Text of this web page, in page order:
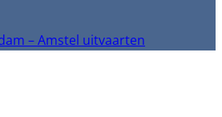
– Amstel uitvaarten